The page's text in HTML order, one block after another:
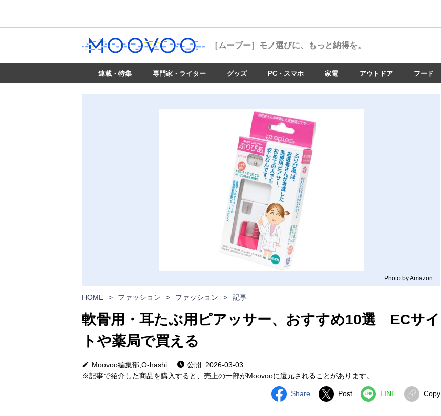
［ムーブー］ モノ選びに、もっと納得を。
連載・特集 専門家・ライター グッズ PC・スマホ 家電 アウトドア フード
Photo by Amazon
HOME > ファッション > ファッション > 記事
軟骨用・耳たぶ用ピアッサー、おすすめ10選 ECサイ
トや薬局で買える
Moovoo編集部,O-hashi
公開: 2026-03-03
※記事で紹介した商品を購入すると、売上の一部がMoovooに還元されることがあります。
Share Post LINE Copy